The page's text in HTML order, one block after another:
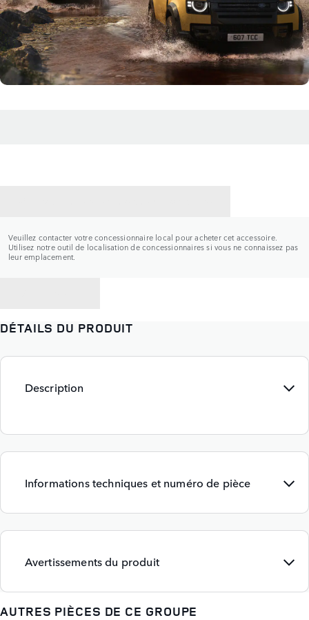
Veuillez contacter votre concessionnaire local pour acheter cet accessoire.
Utilisez notre outil de localisation de concessionnaires si vous ne connaissez pas
leur emplacement.
DÉTAILS DU PRODUIT
Description
Informations techniques et numéro de pièce
Avertissements du produit
AUTRES PIÈCES DE CE GROUPE